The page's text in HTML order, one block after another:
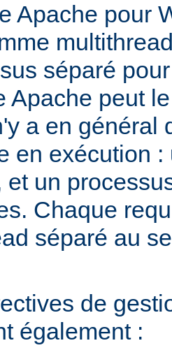
Apache pour
séparé
Apache peut
a en général
en exécution :
et un
Chaque
séparé au
de
également :